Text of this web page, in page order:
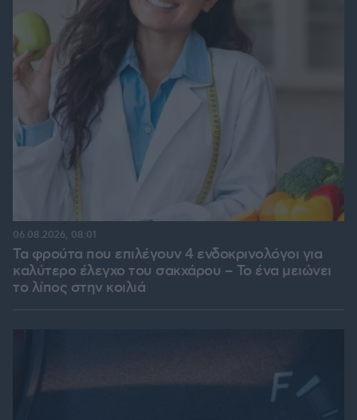
Τα φρούτα που επιλέγουν 4 ενδοκρινολόγοι για
καλύτερο έλεγχο του σακχάρου – Το ένα μειώνει
το λίπος στην κοιλιά
06.08.2026, 08:01